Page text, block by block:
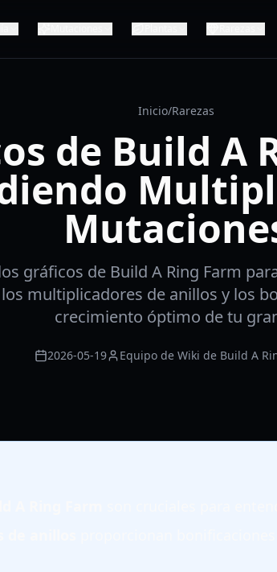
Inicio/Rarezas
de Build A
gráficos de Build A Ring Farm
multiplicadores de anillos y los
crecimiento óptimo de tu
2026-05-19 Equipo de Wiki de Build A